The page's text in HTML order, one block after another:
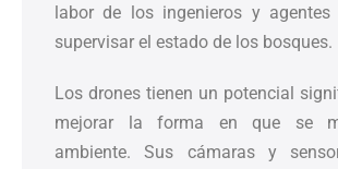
labor de los ingenieros y agentes
supervisar el estado de los bosques.
Los drones tienen un potencial
mejorar la forma en que se
ambiente. Sus cámaras y